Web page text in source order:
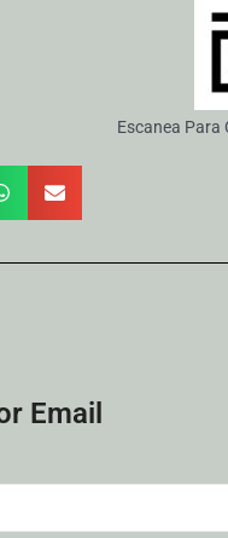
Escanea Para
Email